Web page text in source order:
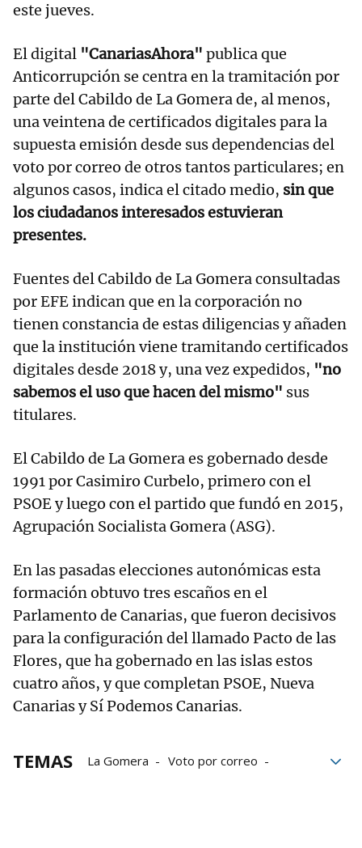
este jueves.
El digital "CanariasAhora" publica que
Anticorrupción se centra en la tramitación por
parte del Cabildo de La Gomera de, al menos,
una veintena de certificados digitales para la
supuesta emisión desde sus dependencias del
voto por correo de otros tantos particulares; en
algunos casos, indica el citado medio, sin que
los ciudadanos interesados estuvieran
presentes.
Fuentes del Cabildo de La Gomera consultadas
por EFE indican que en la corporación no
tienen constancia de estas diligencias y añaden
que la institución viene tramitando certificados
digitales desde 2018 y, una vez expedidos, "no
sabemos el uso que hacen del mismo" sus
titulares.
El Cabildo de La Gomera es gobernado desde
1991 por Casimiro Curbelo, primero con el
PSOE y luego con el partido que fundó en 2015,
Agrupación Socialista Gomera (ASG).
En las pasadas elecciones autonómicas esta
formación obtuvo tres escaños en el
Parlamento de Canarias, que fueron decisivos
para la configuración del llamado Pacto de las
Flores, que ha gobernado en las islas estos
cuatro años, y que completan PSOE, Nueva
Canarias y Sí Podemos Canarias.
TEMAS La Gomera
Voto por correo